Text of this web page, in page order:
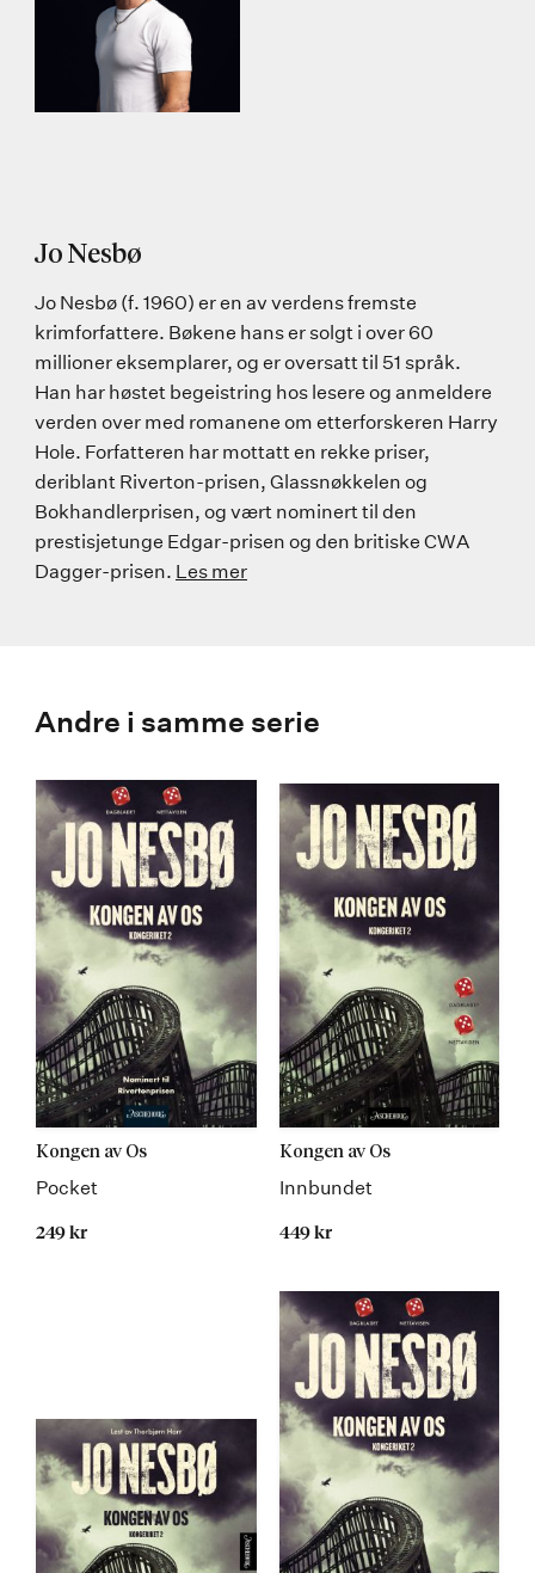
Jo Nesbø
Jo Nesbø (f. 1960) er en av verdens fremste
krimforfattere. Bøkene hans er solgt i over 60
millioner eksemplarer, og er oversatt til 51 språk.
Han har høstet begeistring hos lesere og anmeldere
verden over med romanene om etterforskeren Harry
Hole. Forfatteren har mottatt en rekke priser,
deriblant Riverton-prisen, Glassnøkkelen og
Bokhandlerprisen, og vært nominert til den
prestisjetunge Edgar-prisen og den britiske CWA
Dagger-prisen. Les mer
Andre i samme serie
Kongen av Os
Pocket
249 kr
Kongen av Os
Innbundet
449 kr